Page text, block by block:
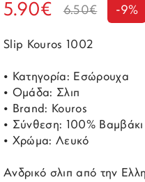
5.90€ 6.50€ -9%
Slip Kouros 1002
• Κατηγορία: Εσώρουχα
• Ομάδα: Σλιπ
• Brand: Kouros
• Σύνθεση: 100% Βαμβάκι
• Χρώμα: Λευκό
Ανδρικό σλιπ από την